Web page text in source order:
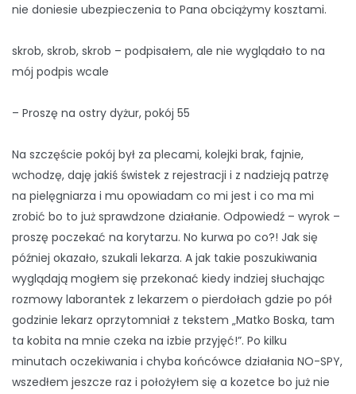
nie doniesie ubezpieczenia to Pana obciążymy kosztami.
skrob, skrob, skrob – podpisałem, ale nie wyglądało to na
mój podpis wcale
– Proszę na ostry dyżur, pokój 55
Na szczęście pokój był za plecami, kolejki brak, fajnie,
wchodzę, daję jakiś świstek z rejestracji i z nadzieją patrzę
na pielęgniarza i mu opowiadam co mi jest i co ma mi
zrobić bo to już sprawdzone działanie. Odpowiedź – wyrok –
proszę poczekać na korytarzu. No kurwa po co?! Jak się
później okazało, szukali lekarza. A jak takie poszukiwania
wyglądają mogłem się przekonać kiedy indziej słuchając
rozmowy laborantek z lekarzem o pierdołach gdzie po pół
godzinie lekarz oprzytomniał z tekstem „Matko Boska, tam
ta kobita na mnie czeka na izbie przyjęć!”. Po kilku
minutach oczekiwania i chyba końcówce działania NO-SPY,
wszedłem jeszcze raz i położyłem się a kozetce bo już nie